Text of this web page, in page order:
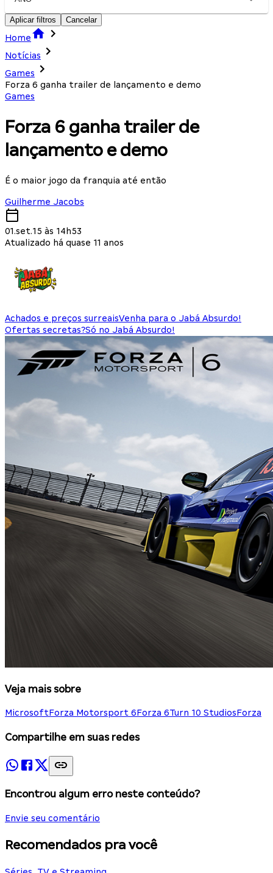
Aplicar filtros Cancelar
Home
Notícias
Games
Forza 6 ganha trailer de lançamento e demo
Games
Forza 6 ganha trailer de
lançamento e demo
É o maior jogo da franquia até então
Guilherme Jacobs
01.set.15 às 14h53
Atualizado há quase 11 anos
Achados e preços surreaisVenha para o Jabá Absurdo!
Ofertas secretas?Só no Jabá Absurdo!
Veja mais sobre
MicrosoftForza Motorsport 6Forza 6Turn 10 StudiosForza
Compartilhe em suas redes
Encontrou algum erro neste conteúdo?
Envie seu comentário
Recomendados pra você